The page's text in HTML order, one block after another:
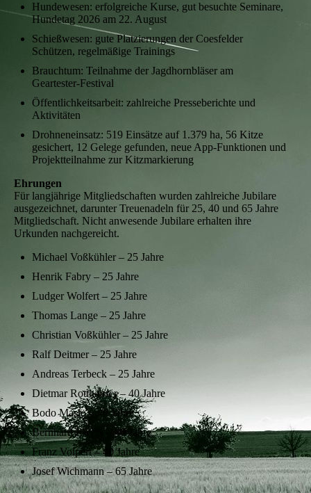
Hundewesen: erfolgreiche Kurse, gut besuchte Seminare,
Hundetag 2026 am 22. August
Schießwesen: gute Platzierungen der Coesfelder
Schützen, regelmäßige Trainings
Brauchtum: Teilnahme der Jagdhornbläser am
Geartester‑Festival
Öffentlichkeitsarbeit: zahlreiche Presseberichte und
Aktivitäten
Drohneneinsatz: 519 Einsätze auf 1.379 ha, 56 Kitze
gesichert, 12 Gelege gefunden, neue App‑Funktionen und
Projektteilnahme zur Kitzmarkierung
Ehrungen
Für langjährige Mitgliedschaften wurden zahlreiche Jubilare
ausgezeichnet, darunter Treuenadeln für 25, 40 und 65 Jahre
Mitgliedschaft. Nicht anwesende Jubilare erhalten ihre
Urkunden nachgereicht.
Michael Voßkühler – 25 Jahre
Henrik Fabry – 25 Jahre
Ludger Wolfert – 25 Jahre
Thomas Lange – 25 Jahre
Christian Voßkühler – 25 Jahre
Ralf Deitmer – 25 Jahre
Andreas Terbeck – 25 Jahre
Dietmar Rotthäuser – 40 Jahre
Bodo Maslo – 40 Jahre
Bernhard Ewers – 40 Jahre
Franz Volpert – 40 Jahre
Josef Wichmann – 65 Jahre